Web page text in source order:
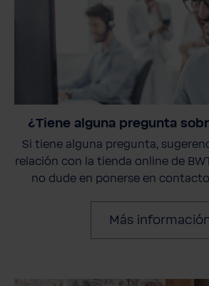
¿Tiene alguna pregunta
Si tiene alguna pregunta,
relación con la tienda online de
no dude en ponerse en
Más